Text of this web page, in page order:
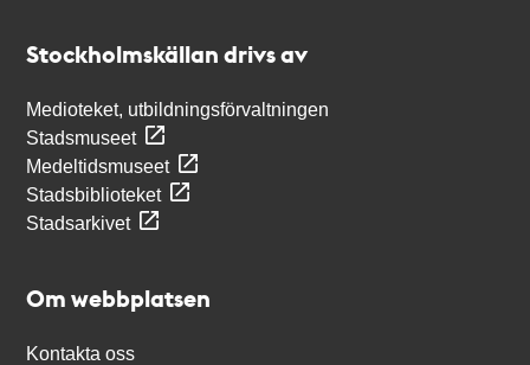
Stockholmskällan drivs av
Medioteket, utbildningsförvaltningen
Stadsmuseet
Medeltidsmuseet
Stadsbiblioteket
Stadsarkivet
Om webbplatsen
Kontakta oss